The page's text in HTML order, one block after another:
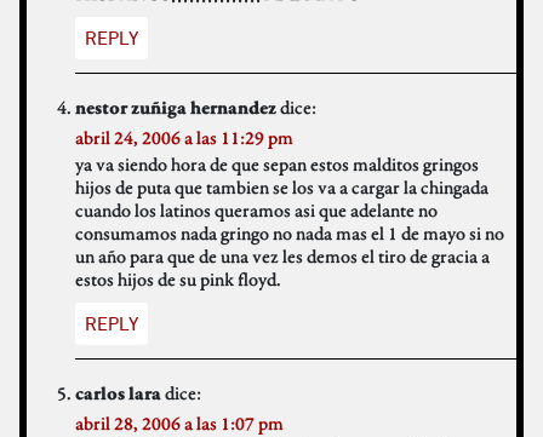
REPLY
nestor zuñiga hernandezdice:
abril 24, 2006 a las 11:29 pm
ya va siendo hora de que sepan estos malditos gringos
hijos de puta que tambien se los va a cargar la chingada
cuando los latinos queramos asi que adelante no
consumamos nada gringo no nada mas el 1 de mayo si no
un año para que de una vez les demos el tiro de gracia a
estos hijos de su pink floyd.
REPLY
carlos laradice:
abril 28, 2006 a las 1:07 pm